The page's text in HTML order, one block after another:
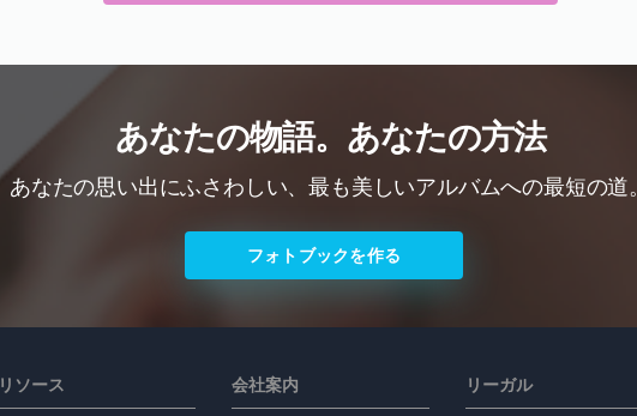
あなたの物語。あなたの方法
あなたの思い出にふさわしい、最も美しいアルバムへの最短の道。
フォトブックを作る
リソース 会社案内 リーガル